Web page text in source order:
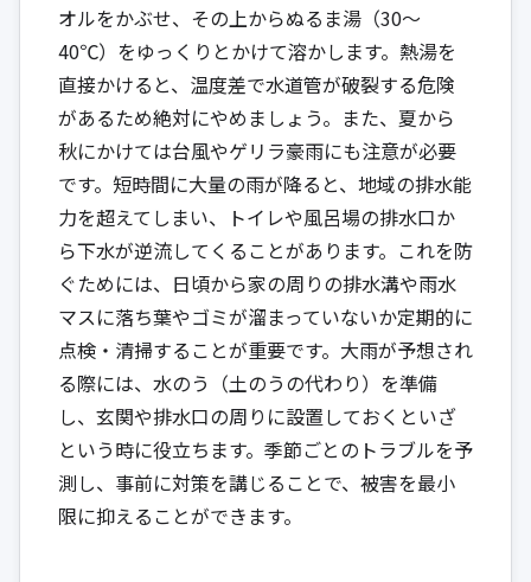
オルをかぶせ、その上からぬるま湯（30～
40℃）をゆっくりとかけて溶かします。熱湯を
直接かけると、温度差で水道管が破裂する危険
があるため絶対にやめましょう。また、夏から
秋にかけては台風やゲリラ豪雨にも注意が必要
です。短時間に大量の雨が降ると、地域の排水能
力を超えてしまい、トイレや風呂場の排水口か
ら下水が逆流してくることがあります。これを防
ぐためには、日頃から家の周りの排水溝や雨水
マスに落ち葉やゴミが溜まっていないか定期的に
点検・清掃することが重要です。大雨が予想され
る際には、水のう（土のうの代わり）を準備
し、玄関や排水口の周りに設置しておくといざ
という時に役立ちます。季節ごとのトラブルを予
測し、事前に対策を講じることで、被害を最小
限に抑えることができます。